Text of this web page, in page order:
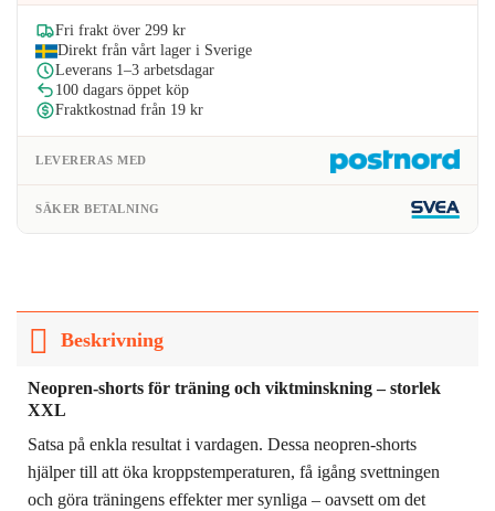
Fri frakt över 299 kr
Direkt från vårt lager i Sverige
Leverans 1–3 arbetsdagar
100 dagars öppet köp
Fraktkostnad från 19 kr
LEVERERAS MED
SÄKER BETALNING
Beskrivning
Neopren-shorts för träning och viktminskning – storlek
XXL
Satsa på enkla resultat i vardagen. Dessa neopren-shorts
hjälper till att öka kroppstemperaturen, få igång svettningen
och göra träningens effekter mer synliga – oavsett om det